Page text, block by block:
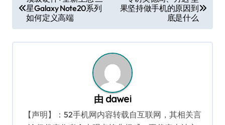
章
导
航
星Galaxy Note20系列
如何定义高端
果坚持做手机的原因到
底是什么
由 dawei
【声明】：52手机网内容转载自互联网，其相关言